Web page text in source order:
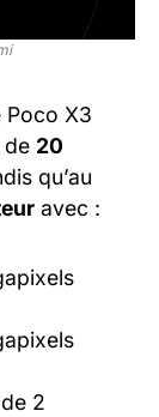
Poco X3
de 20
qu’au
avec :
2